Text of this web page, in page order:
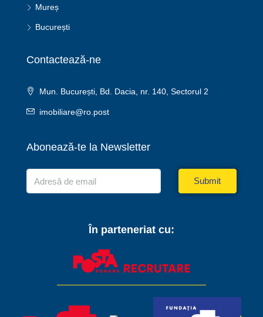
Mureș
București
Contactează-ne
Mun. București, Bd. Dacia, nr. 140, Sectorul 2
imobiliare@ro.post
Abonează-te la Newsletter
Submit
În parteneriat cu: